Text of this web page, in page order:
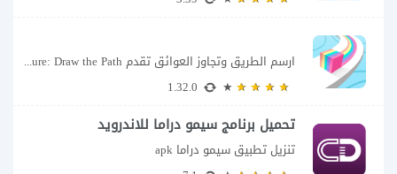
ارسم الطريق وتجاوز العوائق تقدم Color Adventure: Draw the Path فكرة بسيطة تتحول سريعًا...
تحميل برنامج سيمو دراما للاندرويد
تنزيل تطبيق سيمو دراما apk